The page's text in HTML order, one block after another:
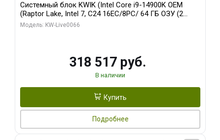
Системный блок KWIK (Intel Core i9-14900K OEM
(Raptor Lake, Intel 7, C24 16EC/8PC/ 64 ГБ ОЗУ (2
модуля)/ Gigabyte RTX5080 XTREME WATERFORCE
Модель: KW-Live0066
318 517 руб.
В наличии
Купить
Подробнее